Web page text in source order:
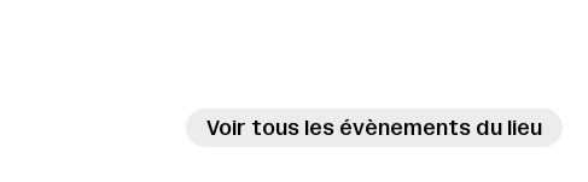
Voir tous les évènements du lieu